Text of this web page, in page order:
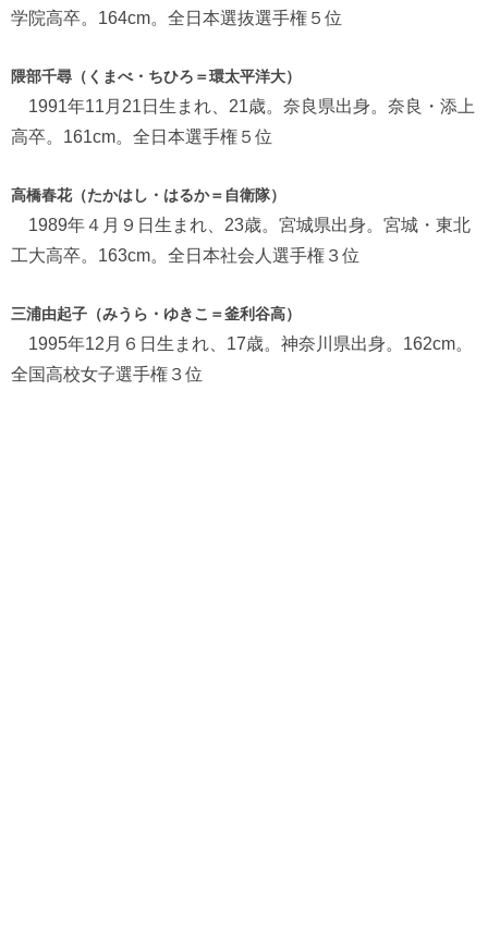
学院高卒。164cm。全日本選抜選手権５位
隈部千尋（くまべ・ちひろ＝環太平洋大）
1991年11月21日生まれ、21歳。奈良県出身。奈良・添上
高卒。161cm。全日本選手権５位
高橋春花（たかはし・はるか＝自衛隊）
1989年４月９日生まれ、23歳。宮城県出身。宮城・東北
工大高卒。163cm。全日本社会人選手権３位
三浦由起子（みうら・ゆきこ＝釜利谷高）
1995年12月６日生まれ、17歳。神奈川県出身。162cm。
全国高校女子選手権３位